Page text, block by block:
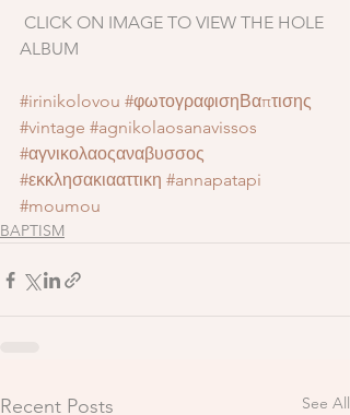
ALBUM
#irinikolovou #φωτογραφισηΒαπτισης
#vintage #agnikolaosanavissos
#αγνικολαοςαναβυσσος
#εκκλησακιααττικη #annapatapi
#moumou
BAPTISM
Recent Posts See All